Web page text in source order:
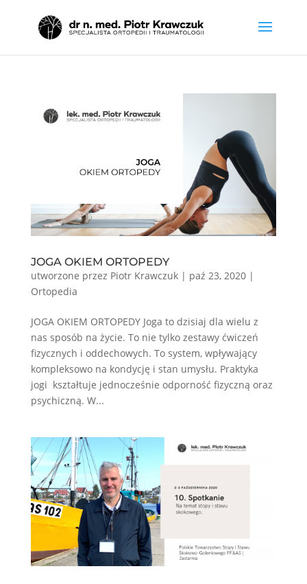
JOGA OKIEM ORTOPEDY
utworzone przez Piotr Krawczuk| paź 23, 2020|
Ortopedia
JOGA OKIEM ORTOPEDY Joga to dzisiaj dla wielu z
nas sposób na życie. To nie tylko zestawy ćwiczeń
fizycznych i oddechowych. To system, wpływający
kompleksowo na kondycję i stan umysłu. Praktyka
jogi kształtuje jednocześnie odporność fizyczną oraz
psychiczną. W...